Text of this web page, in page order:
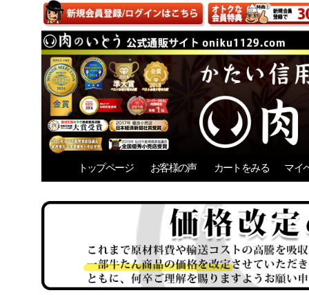
トップページ お客様の声 カートをみる マイ